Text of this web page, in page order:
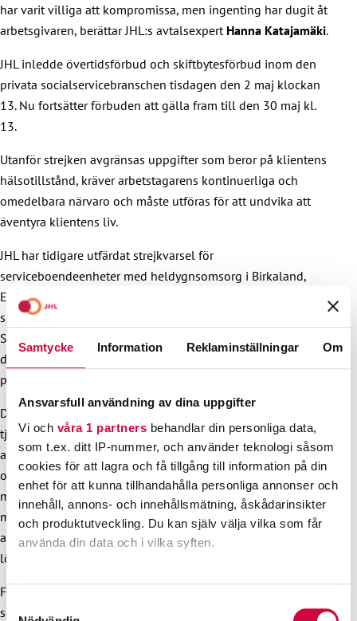
Samtycke Information Reklaminställningar Om
Ansvarsfull användning av dina uppgifter
Vi och våra 1 partners behandlar din personliga data,
som t.ex. ditt IP-nummer, och använder teknologi såsom
cookies för att lagra och få tillgång till information på din
enhet för att kunna tillhandahålla personliga annonser och
innehåll, annons- och innehållsmätning, åskådarinsikter
och produktutveckling. Du kan själv välja vilka som får
använda din data och i vilka syften.
Ta reda på mer om hur dina personliga uppgifter
har varit villiga att kompromissa, men ingenting har dugit åt
arbetsgivaren, berättar JHL:s avtalsexpert Hanna Katajamäki.
JHL inledde övertidsförbud och skiftbytesförbud inom den
privata socialservicebranschen tisdagen den 2 maj klockan
13. Nu fortsätter förbuden att gälla fram till den 30 maj kl.
13.
Utanför strejken avgränsas uppgifter som beror på klientens
hälsotillstånd, kräver arbetstagarens kontinuerliga och
omedelbara närvaro och måste utföras för att undvika att
äventyra klientens liv.
JHL har tidigare utfärdat strejkvarsel för
serviceboendeenheter med heldygnsomsorg i Birkaland,
Egentliga Tavastland och Päijänne-Tavastland samt
småbarnspedagogikenheter på olika håll i Finland.
Serviceboendestrejken pågår från den 23 maj kl. 00.01 till
den 27 maj kl. 23.59. Strejken inom småbarnspedagogiken
pågår från den 23 maj kl. 00.01 till den 4 maj kl. 23.59.
Det finns tusentals verksamhetsställen som producerar
tjänster inom branschen i Finland. Proffs inom branschen
arbetar till exempel på privata daghem, vid serviceboenden
och vårdhem för äldre, inom boendetjänster för personer
med funktionsnedsättningar, vid skyddshem, inom
missbrukarvården, inom barnskyddet och som personliga
assistenter. Branschen har sammanlagt över 70 000
löntagare.
Förhandlingsparter i kollektivavtalet för privata
socialservicebranschen är på löntagarsidan Förbundet för